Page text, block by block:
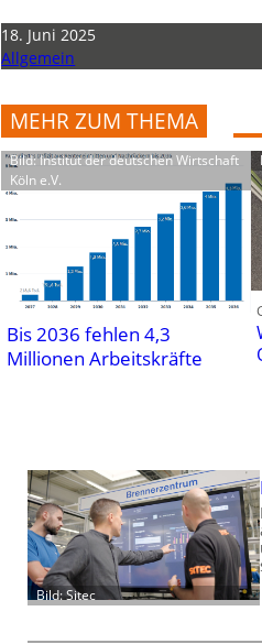
18. Juni 2025
Allgemein
MEHR ZUM THEMA
Bild: Institut der deutschen Wirtschaft
Köln e.V.
Bis 2036 fehlen 4,3
Millionen Arbeitskräfte
Bild: Sitec